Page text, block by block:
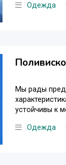
Одежда
Мы рады
устойчивы к
Одежда